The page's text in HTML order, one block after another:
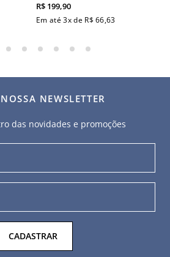
R$ 199,90
Em até3x de R$ 66,63
NEWSLETTER
das novidades e promoções
CADASTRAR